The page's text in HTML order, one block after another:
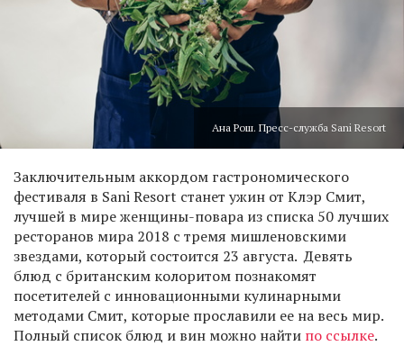
Ана Рош. Пресс-служба Sani Resort
Заключительным аккордом гастрономического
фестиваля в Sani Resort станет ужин от Клэр Смит,
лучшей в мире женщины-повара из списка 50 лучших
ресторанов мира 2018 с тремя мишленовскими
звездами, который состоится 23 августа. Девять
блюд с британским колоритом познакомят
посетителей с инновационными кулинарными
методами Смит, которые прославили ее на весь мир.
Полный список блюд и вин можно найти по ссылке.